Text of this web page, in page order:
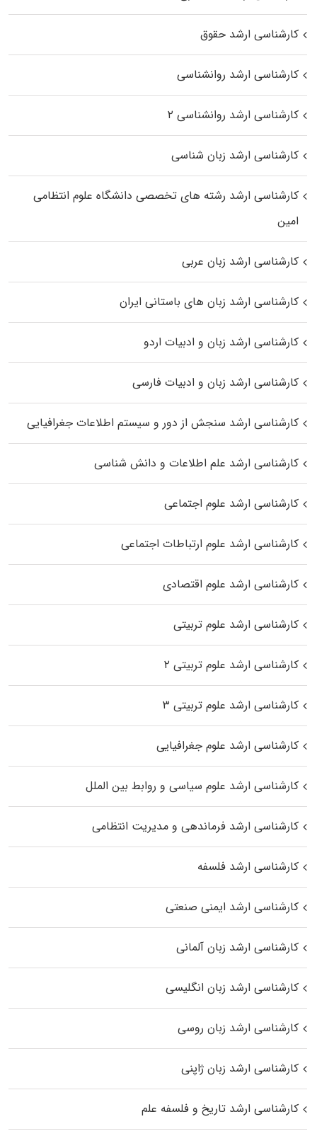
کارشناسی ارشد حقوق
کارشناسی ارشد روانشناسی
کارشناسی ارشد روانشناسی ۲
کارشناسی ارشد زبان شناسی
کارشناسی ارشد رﺷﺘﻪ ﻫﺎی تخصصی داﻧﺸﮕﺎه ﻋﻠﻮم انتظامی
اﻣﻴﻦ
کارشناسی ارشد زبان عربی
کارشناسی ارشد زبان‌ های باستانی ایران
کارشناسی ارشد زبان و ادبیات اردو
کارشناسی ارشد زبان و ادبیات فارسی
کارشناسی ارشد سنجش از دور و سیستم اطلاعات جغرافیایی
کارشناسی ارشد علم اطلاعات و دانش شناسی
کارشناسی ارشد علوم اجتماعی
کارشناسی ارشد علوم ارتباطات اجتماعی
کارشناسی ارشد علوم اقتصادی
کارشناسی ارشد علوم تربیتی
کارشناسی ارشد علوم تربیتی ۲
کارشناسی ارشد علوم تربیتی ۳
کارشناسی ارشد علوم جغرافیایی
کارشناسی ارشد علوم سیاسی و روابط بین الملل
کارشناسی ارشد فرماندهی و مدیریت انتظامی
کارشناسی ارشد فلسفه
کارشناسی ارشد ایمنی صنعتی
کارشناسی ارشد زبان آلمانی
کارشناسی ارشد زبان انگلیسی
کارشناسی ارشد زبان روسی
کارشناسی ارشد زبان ژاپنی
کارشناسی ارشد تاریخ و فلسفه علم